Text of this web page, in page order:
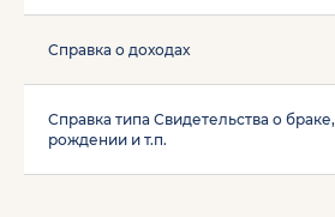
Справка о доходах
Справка типа Свидетельства о браке,
рождении и т.п.